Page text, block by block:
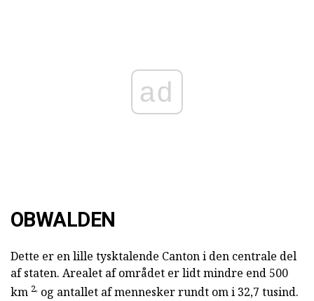
ad
OBWALDEN
Dette er en lille tysktalende Canton i den centrale del
af staten. Arealet af området er lidt mindre end 500
km 2, og antallet af mennesker rundt om i 32,7 tusind.